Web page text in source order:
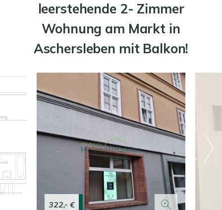
leerstehende 2- Zimmer
Wohnung am Markt in
Aschersleben mit Balkon!
322,- €